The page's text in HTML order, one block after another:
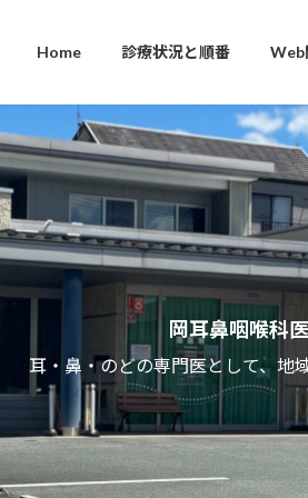
Home 診療状況と順番 Web
岡耳鼻咽喉科
耳・鼻・のどの専門医として、地